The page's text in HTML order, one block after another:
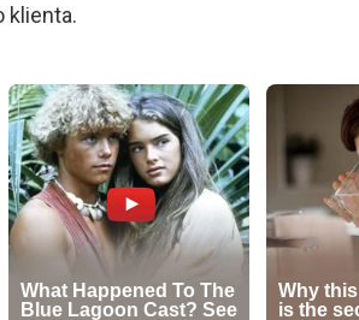
klienta.